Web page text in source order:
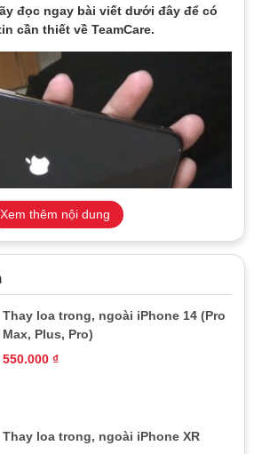
đọc ngay bài viết dưới đây để có
cần thiết về TeamCare.
thay loa iPhone Xs, Xs Max có giá
tốt, bảo hành dài hạn
loa iPhone Xs Max?
đều đảm bảo mỗi sản phẩm đều
và được trang bị các công nghệ hiện
với dòng sản phẩm trước đó. Điện
Xem thêm nội dung
Thay loa trong, ngoài iPhone 14 (Pro
Max, Plus, Pro)
550.000 ₫
Thay loa trong, ngoài iPhone XR